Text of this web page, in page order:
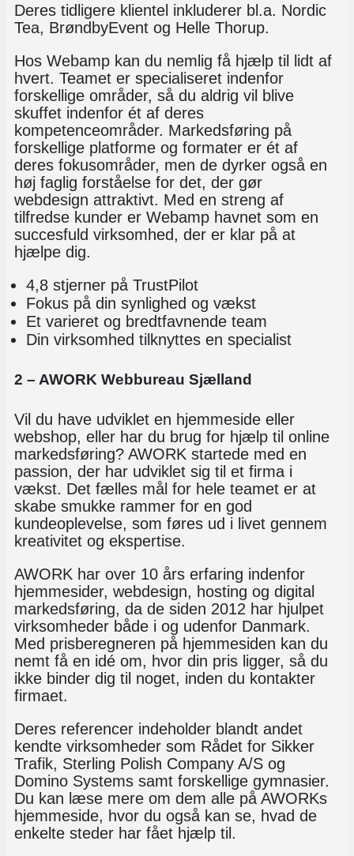
Deres tidligere klientel inkluderer bl.a. Nordic
Tea, BrøndbyEvent og Helle Thorup.
Hos Webamp kan du nemlig få hjælp til lidt af
hvert. Teamet er specialiseret indenfor
forskellige områder, så du aldrig vil blive
skuffet indenfor ét af deres
kompetenceområder. Markedsføring på
forskellige platforme og formater er ét af
deres fokusområder, men de dyrker også en
høj faglig forståelse for det, der gør
webdesign attraktivt. Med en streng af
tilfredse kunder er Webamp havnet som en
succesfuld virksomhed, der er klar på at
hjælpe dig.
4,8 stjerner på TrustPilot
Fokus på din synlighed og vækst
Et varieret og bredtfavnende team
Din virksomhed tilknyttes en specialist
2 – AWORK Webbureau Sjælland
Vil du have udviklet en hjemmeside eller
webshop, eller har du brug for hjælp til online
markedsføring? AWORK startede med en
passion, der har udviklet sig til et firma i
vækst. Det fælles mål for hele teamet er at
skabe smukke rammer for en god
kundeoplevelse, som føres ud i livet gennem
kreativitet og ekspertise.
AWORK har over 10 års erfaring indenfor
hjemmesider, webdesign, hosting og digital
markedsføring, da de siden 2012 har hjulpet
virksomheder både i og udenfor Danmark.
Med prisberegneren på hjemmesiden kan du
nemt få en idé om, hvor din pris ligger, så du
ikke binder dig til noget, inden du kontakter
firmaet.
Deres referencer indeholder blandt andet
kendte virksomheder som Rådet for Sikker
Trafik, Sterling Polish Company A/S og
Domino Systems samt forskellige gymnasier.
Du kan læse mere om dem alle på AWORKs
hjemmeside, hvor du også kan se, hvad de
enkelte steder har fået hjælp til.